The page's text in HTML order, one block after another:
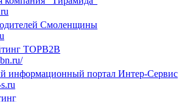
Смоленщины
TOPB2B
информационный портал Интер-Сервис